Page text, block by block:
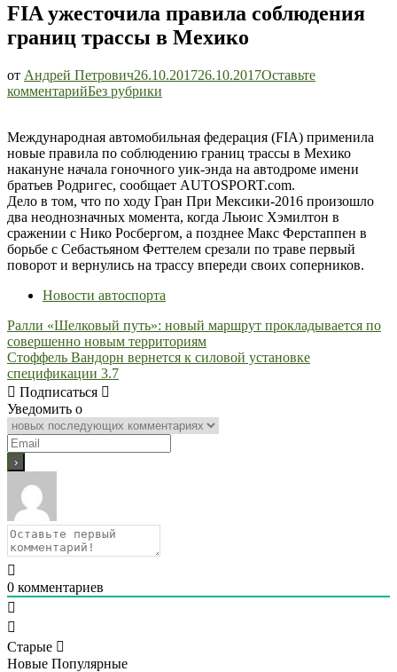
FIA ужесточила правила соблюдения
границ трассы в Мехико
от Андрей Петрович26.10.201726.10.2017Оставьте
комментарийFIA
соблюдения
границ
трассы
в
Мехико
Без рубрики
Международная автомобильная федерация (FIA) применила
новые правила по соблюдению границ трассы в Мехико
накануне начала гоночного уик-энда на автодроме имени
братьев Родригес, сообщает AUTOSPORT.com.
Дело в том, что по ходу Гран При Мексики-2016 произошло
два неоднозначных момента, когда Льюис Хэмилтон в
сражении с Нико Росбергом, а позднее Макс Ферстаппен в
борьбе с Себастьяном Феттелем срезали по траве первый
поворот и вернулись на трассу впереди своих соперников.
Новости автоспорта
Навигация
по
записям
Ралли «Шелковый путь»: новый маршрут прокладывается по
совершенно новым территориям
Стоффель Вандорн вернется к силовой установке
спецификации 3.7
Подписаться
Уведомить о
0 комментариев
Старые
Новые Популярные